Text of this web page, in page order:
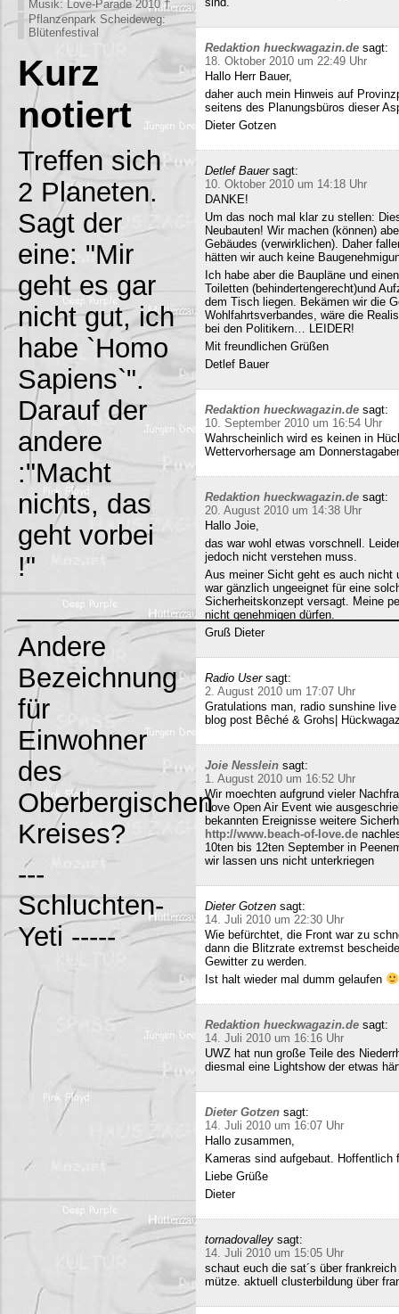
Musik: Love-Parade 2010 †
Pflanzenpark Scheideweg:
Blütenfestival
Kurz
notiert
Treffen sich
2 Planeten.
Sagt der
eine: "Mir
geht es gar
nicht gut, ich
habe `Homo
Sapiens`".
Darauf der
andere
:"Macht
nichts, das
geht vorbei
!"
Andere
Bezeichnung
für
Einwohner
des
Oberbergischen
Kreises?
---
Schluchten-
Yeti -----
Redaktion hueckwagazin.de sagt:
18. Oktober 2010 um 22:49 Uhr
Hallo Herr Bauer,
daher auch mein Hinweis auf
seitens des Planungsbüros dieser
Dieter Gotzen
Detlef Bauer sagt:
10. Oktober 2010 um 14:18 Uhr
DANKE!
Um das noch mal klar zu stellen:
Neubauten! Wir machen (können)
Gebäudes (verwirklichen). Daher
hätten wir auch keine
Ich habe aber die Baupläne und
Toiletten (behindertengerecht)und
dem Tisch liegen. Bekämen wir die
Wohlfahrtsverbandes, wäre die
bei den Politikern… LEIDER!
Mit freundlichen Grüßen
Detlef Bauer
Redaktion hueckwagazin.de sagt:
10. September 2010 um 16:54 Uhr
Wahrscheinlich wird es keinen in
Wettervorhersage am
Redaktion hueckwagazin.de sagt:
20. August 2010 um 14:38 Uhr
Hallo Joie,
das war wohl etwas vorschnell.
jedoch nicht verstehen muss.
Aus meiner Sicht geht es auch nicht
war gänzlich ungeeignet für eine
Sicherheitskonzept versagt. Meine
nicht genehmigen dürfen.
Gruß Dieter
Radio User sagt:
2. August 2010 um 17:07 Uhr
Gratulations man, radio sunshine
blog post Bêché & Grohs|
Joie Nesslein sagt:
1. August 2010 um 16:52 Uhr
Wir moechten aufgrund vieler
Love Open Air Event wie
bekannten Ereignisse weitere
http://www.beach-of-love.de
10ten bis 12ten September in
wir lassen uns nicht unterkriegen
Dieter Gotzen sagt:
14. Juli 2010 um 22:30 Uhr
Wie befürchtet, die Front war zu
dann die Blitzrate extremst
Gewitter zu werden.
Ist halt wieder mal dumm gelaufen
Redaktion hueckwagazin.de sagt:
14. Juli 2010 um 16:16 Uhr
UWZ hat nun große Teile des
diesmal eine Lightshow der etwas
Dieter Gotzen sagt:
14. Juli 2010 um 16:07 Uhr
Hallo zusammen,
Kameras sind aufgebaut.
Liebe Grüße
Dieter
tornadovalley sagt:
14. Juli 2010 um 15:05 Uhr
schaut euch die sat´s über
mütze. aktuell clusterbildung über